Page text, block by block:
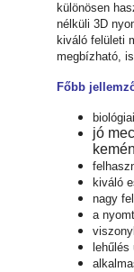
különösen
nélküli 3D
kiváló felületi
megbízható,
Főbb
jó
kiváló
nagy
a